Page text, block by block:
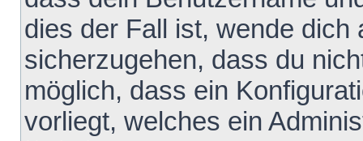
dies der Fall ist, wende dich
sicherzugehen, dass du
möglich, dass ein
vorliegt, welches ein